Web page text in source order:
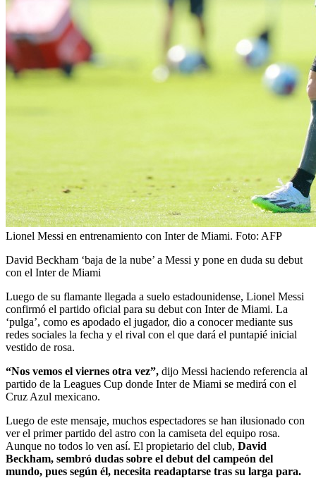
Lionel Messi en entrenamiento con Inter de Miami. Foto: AFP
David Beckham ‘baja de la nube’ a Messi y pone en duda su debut
con el Inter de Miami
Luego de su flamante llegada a suelo estadounidense, Lionel Messi
confirmó el partido oficial para su debut con Inter de Miami. La
‘pulga’, como es apodado el jugador, dio a conocer mediante sus
redes sociales la fecha y el rival con el que dará el puntapié inicial
vestido de rosa.
“Nos vemos el viernes otra vez”, dijo Messi haciendo referencia al
partido de la Leagues Cup donde Inter de Miami se medirá con el
Cruz Azul mexicano.
Luego de este mensaje, muchos espectadores se han ilusionado con
ver el primer partido del astro con la camiseta del equipo rosa.
Aunque no todos lo ven así. El propietario del club, David
Beckham, sembró dudas sobre el debut del campeón del
mundo, pues según él, necesita readaptarse tras su larga para.